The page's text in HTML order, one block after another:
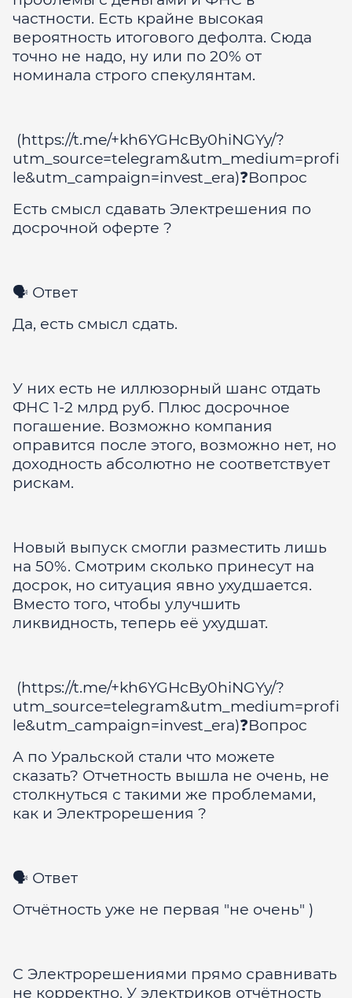
частности. Есть крайне высокая
вероятность итогового дефолта. Сюда
точно не надо, ну или по 20% от
номинала строго спекулянтам.
(https://t.me/+kh6YGHcBy0hiNGYy/?
utm_source=telegram&utm_medium=profi
le&utm_campaign=invest_era)❓Вопрос
Есть смысл сдавать Электрешения по
досрочной оферте ?
🗣 Ответ
Да, есть смысл сдать.
У них есть не иллюзорный шанс отдать
ФНС 1-2 млрд руб. Плюс досрочное
погашение. Возможно компания
оправится после этого, возможно нет, но
доходность абсолютно не соответствует
рискам.
Новый выпуск смогли разместить лишь
на 50%. Смотрим сколько принесут на
досрок, но ситуация явно ухудшается.
Вместо того, чтобы улучшить
ликвидность, теперь её ухудшат.
(https://t.me/+kh6YGHcBy0hiNGYy/?
utm_source=telegram&utm_medium=profi
le&utm_campaign=invest_era)❓Вопрос
А по Уральской стали что можете
сказать? Отчетность вышла не очень, не
столкнуться с такими же проблемами,
как и Электрорешения ?
🗣 Ответ
Отчётность уже не первая "не очень" )
С Электрорешениями прямо сравнивать
не корректно. У электриков отчётность